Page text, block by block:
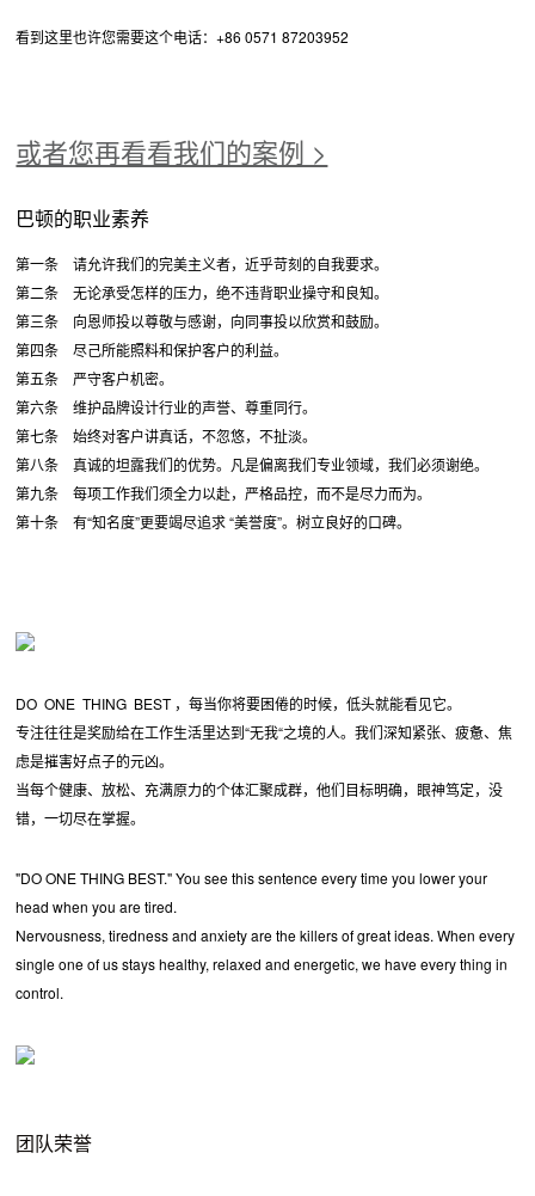
看到这里也许您需要这个电话：+86 0571 87203952
或者您再看看我们的案例 >
巴顿的职业素养
第一条 请允许我们的完美主义者，近乎苛刻的自我要求。
第二条 无论承受怎样的压力，绝不违背职业操守和良知。
第三条 向恩师投以尊敬与感谢，向同事投以欣赏和鼓励。
第四条 尽己所能照料和保护客户的利益。
第五条 严守客户机密。
第六条 维护品牌设计行业的声誉、尊重同行。
第七条 始终对客户讲真话，不忽悠，不扯淡。
第八条 真诚的坦露我们的优势。凡是偏离我们专业领域，我们必须谢绝。
第九条 每项工作我们须全力以赴，严格品控，而不是尽力而为。
第十条 有“知名度”更要竭尽追求 “美誉度”。树立良好的口碑。
DO ONE THING BEST ，每当你将要困倦的时候，低头就能看见它。
专注往往是奖励给在工作生活里达到“无我“之境的人。我们深知紧张、疲惫、焦
虑是摧害好点子的元凶。
当每个健康、放松、充满原力的个体汇聚成群，他们目标明确，眼神笃定，没
错，一切尽在掌握。
"DO ONE THING BEST." You see this sentence every time you lower your
head when you are tired.
Nervousness, tiredness and anxiety are the killers of great ideas. When every
single one of us stays healthy, relaxed and energetic, we have every thing in
control.
团队荣誉